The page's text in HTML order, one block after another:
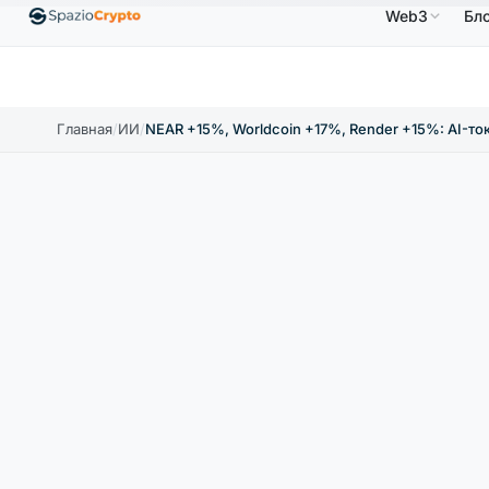
↑1.10% EthereumETH1 880,58 $ ↑0.00% BNB
Web3
Главная/ИИ/NEAR +15%, Worldcoin +17%, Render +15%: AI-